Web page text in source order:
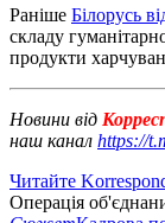
Раніше Білорусь
складу
продукти
Новини від
наш канал https://
Читайте
Операція